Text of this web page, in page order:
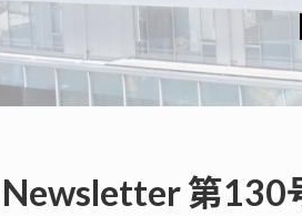
第130